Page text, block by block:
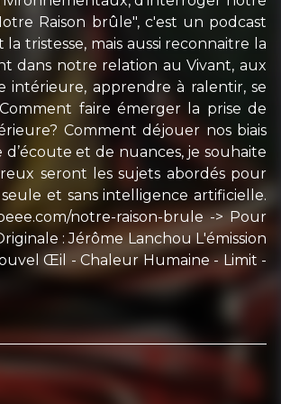
Raison brûle", c'est un podcast
tristesse, mais aussi reconnaitre la
dans notre relation au Vivant, aux
intérieure, apprendre à ralentir, se
faire émerger la prise de
Comment déjouer nos biais
et de nuances, je souhaite
seront les sujets abordés pour
et sans intelligence artificielle.
notre-raison-brule -> Pour
: Jérôme Lanchou L'émission
Œil - Chaleur Humaine - Limit -